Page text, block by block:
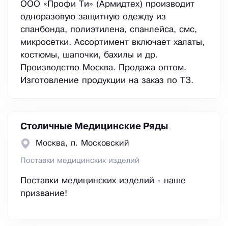
ООО «Профи Ти» (Армидтех) производит
одноразовую защитную одежду из
спанбонда, полиэтилена, спанлейса, смс,
микросетки. Ассортимент включает халаты,
костюмы, шапочки, бахилы и др.
Производство Москва. Продажа оптом.
Изготовление продукции на заказ по ТЗ.
Столичные Медицинские Ряды
Москва, п. Московский
Поставки медицинских изделий
Поставки медицинских изделий - наше
призвание!